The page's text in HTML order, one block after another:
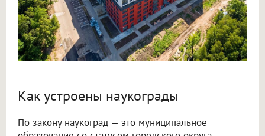
Как устроены наукограды
По закону наукоград — это муниципальное